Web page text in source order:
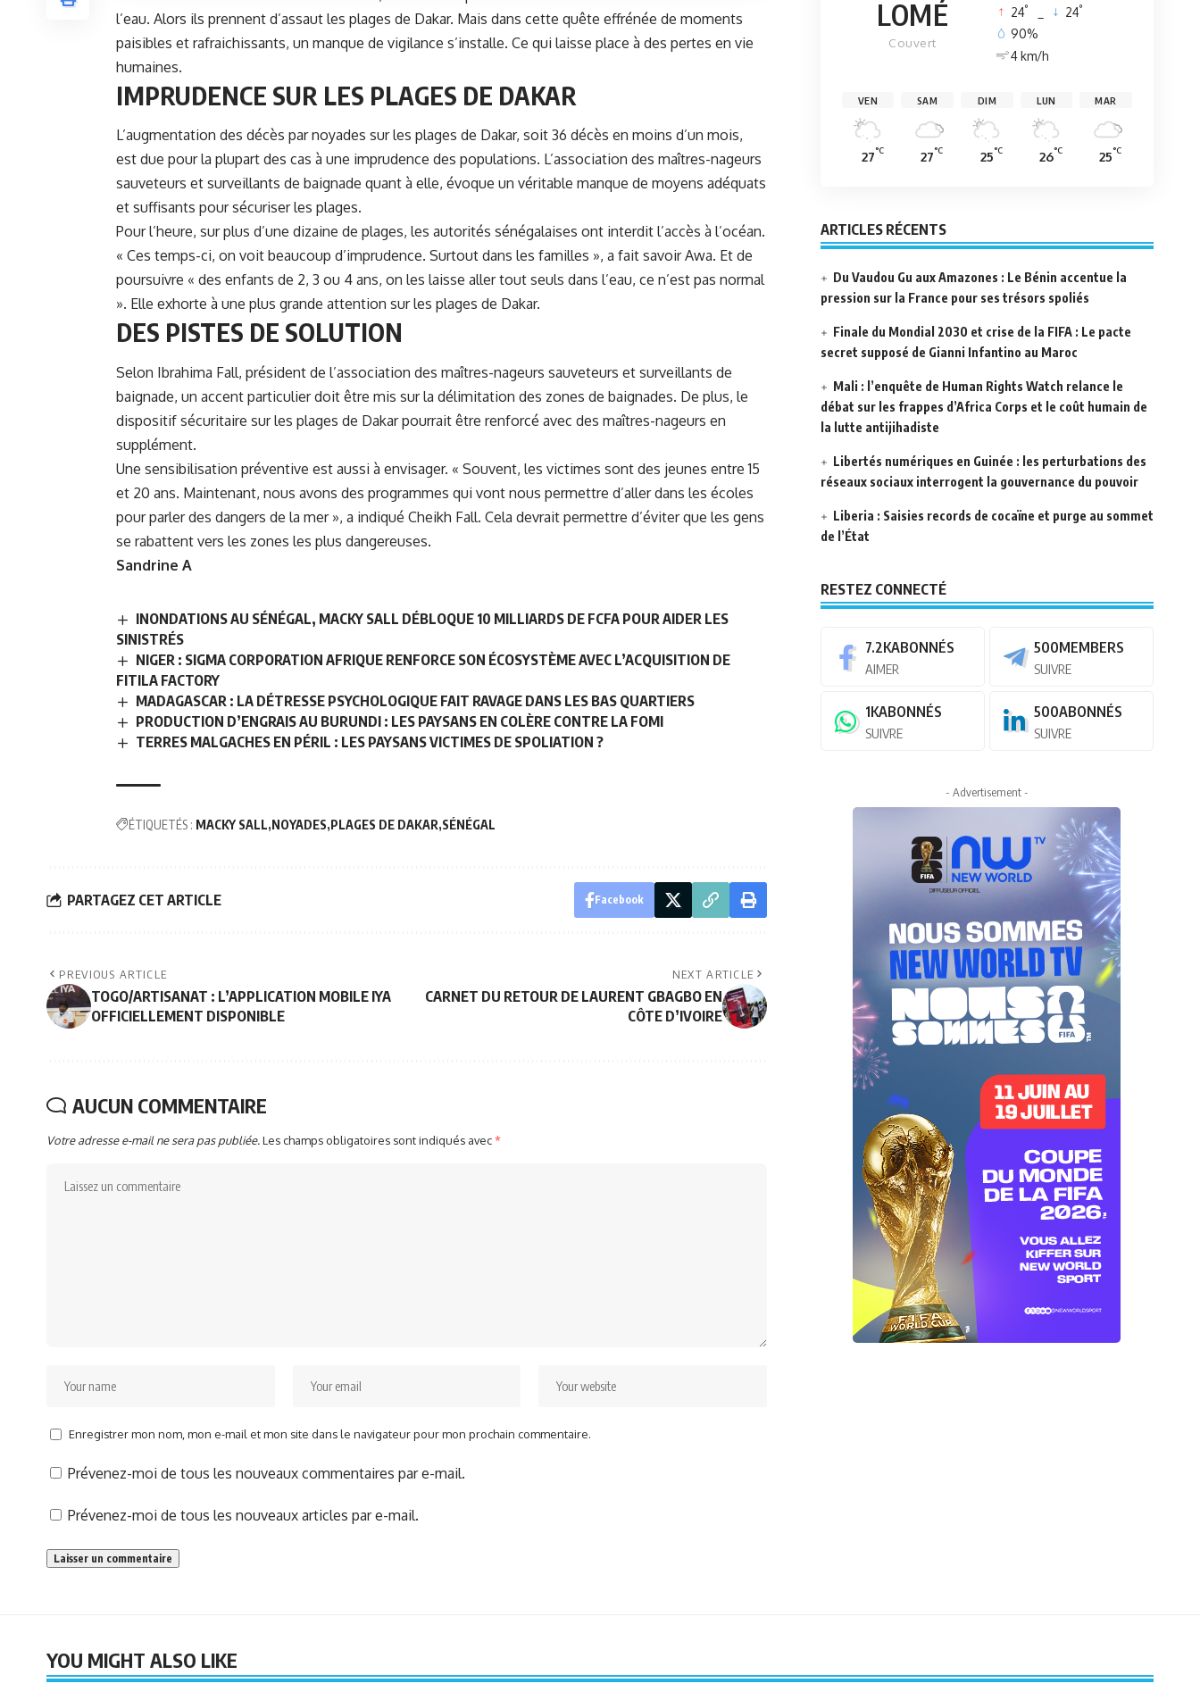
l’eau. Alors ils prennent d’assaut les plages de Dakar. Mais dans cette quête effrénée de moments
paisibles et rafraichissants, un manque de vigilance s’installe. Ce qui laisse place à des pertes en vie
humaines.
IMPRUDENCE SUR LES PLAGES DE DAKAR
L’augmentation des décès par noyades sur les plages de Dakar, soit 36 décès en moins d’un mois,
est due pour la plupart des cas à une imprudence des populations. L’association des maîtres-nageurs
sauveteurs et surveillants de baignade quant à elle, évoque un véritable manque de moyens adéquats
et suffisants pour sécuriser les plages.
Pour l’heure, sur plus d’une dizaine de plages, les autorités sénégalaises ont interdit l’accès à l’océan.
« Ces temps-ci, on voit beaucoup d’imprudence. Surtout dans les familles », a fait savoir Awa. Et de
poursuivre « des enfants de 2, 3 ou 4 ans, on les laisse aller tout seuls dans l’eau, ce n’est pas normal
». Elle exhorte à une plus grande attention sur les plages de Dakar.
DES PISTES DE SOLUTION
Selon Ibrahima Fall, président de l’association des maîtres-nageurs sauveteurs et surveillants de
baignade, un accent particulier doit être mis sur la délimitation des zones de baignades. De plus, le
dispositif sécuritaire sur les plages de Dakar pourrait être renforcé avec des maîtres-nageurs en
supplément.
Une sensibilisation préventive est aussi à envisager. « Souvent, les victimes sont des jeunes entre 15
et 20 ans. Maintenant, nous avons des programmes qui vont nous permettre d’aller dans les écoles
pour parler des dangers de la mer », a indiqué Cheikh Fall. Cela devrait permettre d’éviter que les gens
se rabattent vers les zones les plus dangereuses.
Sandrine A
INONDATIONS AU SÉNÉGAL, MACKY SALL DÉBLOQUE 10 MILLIARDS DE FCFA POUR AIDER LES
SINISTRÉS
NIGER : SIGMA CORPORATION AFRIQUE RENFORCE SON ÉCOSYSTÈME AVEC L’ACQUISITION DE
FITILA FACTORY
MADAGASCAR : LA DÉTRESSE PSYCHOLOGIQUE FAIT RAVAGE DANS LES BAS QUARTIERS
PRODUCTION D’ENGRAIS AU BURUNDI : LES PAYSANS EN COLÈRE CONTRE LA FOMI
TERRES MALGACHES EN PÉRIL : LES PAYSANS VICTIMES DE SPOLIATION ?
ÉTIQUETÉS : MACKY SALL NOYADES PLAGES DE DAKAR SÉNÉGAL
PARTAGEZ CET ARTICLE Facebook
PREVIOUS ARTICLE
TOGO/ARTISANAT : L’APPLICATION MOBILE IYA
OFFICIELLEMENT DISPONIBLE
NEXT ARTICLE
CARNET DU RETOUR DE LAURENT GBAGBO EN
CÔTE D’IVOIRE
AUCUN COMMENTAIRE
Votre adresse e-mail ne sera pas publiée.Les champs obligatoires sont indiqués avec*
Enregistrer mon nom, mon e-mail et mon site dans le navigateur pour mon prochain commentaire.
Prévenez-moi de tous les nouveaux commentaires par e-mail.
Prévenez-moi de tous les nouveaux articles par e-mail.
LOMÉ
Couvert
24° 24°
90%
4 km/h
VEN
27°C
SAM
27°C
DIM
25°C
LUN
26°C
MAR
25°C
ARTICLES RÉCENTS
Du Vaudou Gu aux Amazones : Le Bénin accentue la
pression sur la France pour ses trésors spoliés
Finale du Mondial 2030 et crise de la FIFA : Le pacte
secret supposé de Gianni Infantino au Maroc
Mali : l’enquête de Human Rights Watch relance le
débat sur les frappes d’Africa Corps et le coût humain de
la lutte antijihadiste
Libertés numériques en Guinée : les perturbations des
réseaux sociaux interrogent la gouvernance du pouvoir
Liberia : Saisies records de cocaïne et purge au sommet
de l’État
RESTEZ CONNECTÉ
7.2KABONNÉS
AIMER
500MEMBERS
SUIVRE
1KABONNÉS
SUIVRE
500ABONNÉS
SUIVRE
- Advertisement -
YOU MIGHT ALSO LIKE